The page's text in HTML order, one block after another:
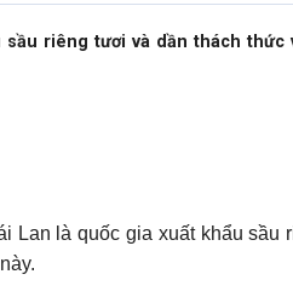
sầu riêng tươi và dần thách thức
Lan là quốc gia xuất khẩu sầu